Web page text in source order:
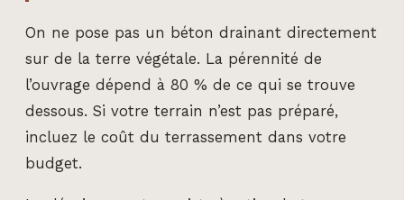
On ne pose pas un béton drainant directement
sur de la terre végétale. La pérennité de
l’ouvrage dépend à 80 % de ce qui se trouve
dessous. Si votre terrain n’est pas préparé,
incluez le coût du terrassement dans votre
budget.